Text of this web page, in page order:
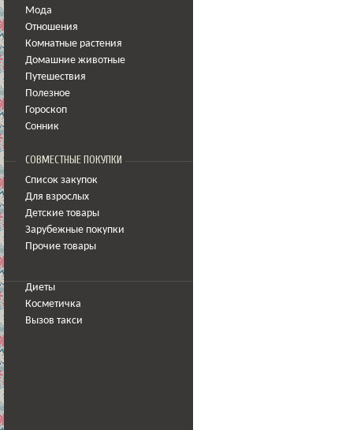
Мода
Отношения
Комнатные растения
Домашние животные
Путешествия
Полезное
Гороскоп
Сонник
СОВМЕСТНЫЕ ПОКУПКИ
Список закупок
Для взрослых
Детские товары
Зарубежные покупки
Прочие товары
Диеты
Косметичка
Вызов такси